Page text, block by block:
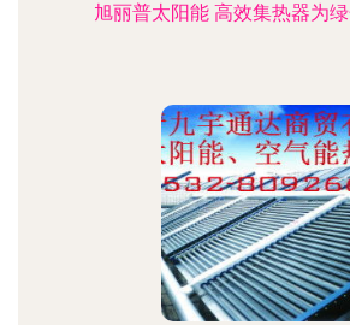
旭丽普太阳能 高效集热器为